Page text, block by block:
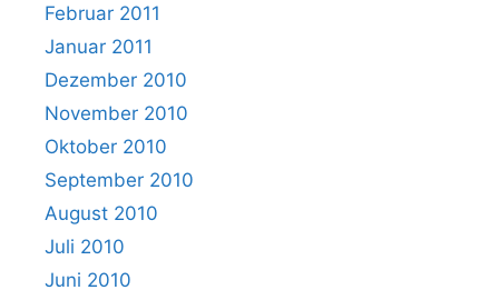
Februar 2011
Januar 2011
Dezember 2010
November 2010
Oktober 2010
September 2010
August 2010
Juli 2010
Juni 2010